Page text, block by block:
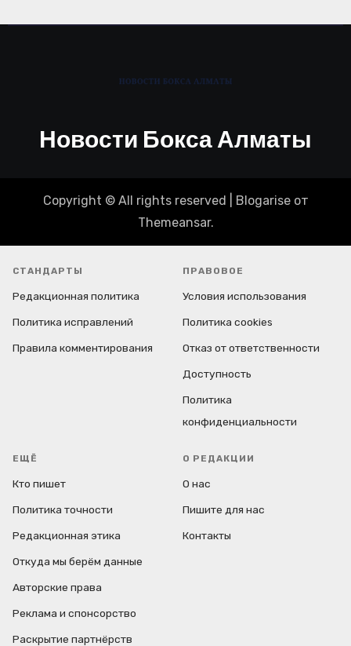
Новости Бокса Алматы
Copyright © All rights reserved Blogariseот
Themeansar.
СТАНДАРТЫ
Редакционная политика
Политика исправлений
Правила комментирования
ПРАВОВОЕ
Условия использования
Политика cookies
Отказ от ответственности
Доступность
Политика
конфиденциальности
ЕЩЁ
Кто пишет
Политика точности
Редакционная этика
Откуда мы берём данные
Авторские права
Реклама и спонсорство
Раскрытие партнёрств
О РЕДАКЦИИ
О нас
Пишите для нас
Контакты